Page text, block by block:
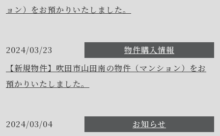
ョン）をお預かりいたしました。
2024/03/23
物件購入情報
【新規物件】吹田市山田南の物件（マンション）をお
預かりいたしました。
2024/03/04
お知らせ